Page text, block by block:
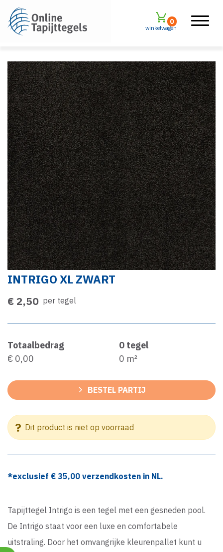
winkelwagen
0
INTRIGO XL ZWART
€ 2,50 per tegel
Totaalbedrag
€ 0,00
0 tegel
0 m²
BESTEL PARTIJ
Dit product is niet op voorraad
*exclusief € 35,00 verzendkosten in NL.
Tapijttegel Intrigo is een tegel met een gesneden pool.
De Intrigo staat voor een luxe en comfortabele
uitstraling. Door het omvangrijke kleurenpallet kunt u